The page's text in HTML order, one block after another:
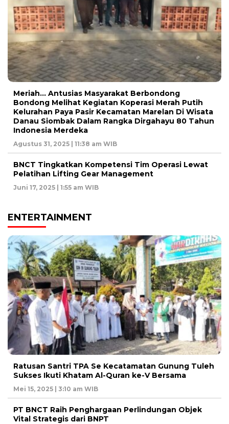
Meriah… Antusias Masyarakat Berbondong
Bondong Melihat Kegiatan Koperasi Merah Putih
Kelurahan Paya Pasir Kecamatan Marelan Di Wisata
Danau Siombak Dalam Rangka Dirgahayu 80 Tahun
Indonesia Merdeka
Agustus 31, 2025 | 11:38 am WIB
BNCT Tingkatkan Kompetensi Tim Operasi Lewat
Pelatihan Lifting Gear Management
Juni 17, 2025 | 1:55 am WIB
ENTERTAINMENT
Ratusan Santri TPA Se Kecatamatan Gunung Tuleh
Sukses Ikuti Khatam Al-Quran ke-V Bersama
Mei 15, 2025 | 3:10 am WIB
PT BNCT Raih Penghargaan Perlindungan Objek
Vital Strategis dari BNPT